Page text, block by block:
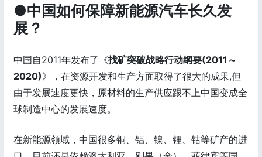
●中国如何保障新能源汽车长久发
展？
中国自2011年发布了《找矿突破战略行动纲要(2011～
2020)》，在资源开发和生产方面取得了很大的成果,但
由于发展速度更快，原材料的生产供应跟不上中国变成全
球制造中心的发展速度。
在新能源领域，中国很多铜、铝、镍、锂、钴等矿产的进